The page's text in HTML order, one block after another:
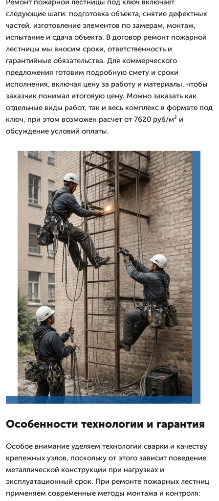
Ремонт пожарной лестницы под ключ включает
следующие шаги: подготовка объекта, снятие дефектных
частей, изготовление элементов по замерам, монтаж,
испытание и сдача объекта. В договор ремонт пожарной
лестницы мы вносим сроки, ответственность и
гарантийные обязательства. Для коммерческого
предложения готовим подробную смету и сроки
исполнения, включая цену за работу и материалы, чтобы
заказчик понимал итоговую цену. Можно заказать как
отдельные виды работ, так и весь комплекс в формате под
ключ, при этом возможен расчет от 7620 руб/м² и
обсуждение условий оплаты.
Особенности технологии и гарантия
Особое внимание уделяем технологии сварки и качеству
крепежных узлов, поскольку от этого зависит поведение
металлической конструкции при нагрузках и
эксплуатационный срок. При ремонте пожарных лестниц
применяем современные методы монтажа и контроля: